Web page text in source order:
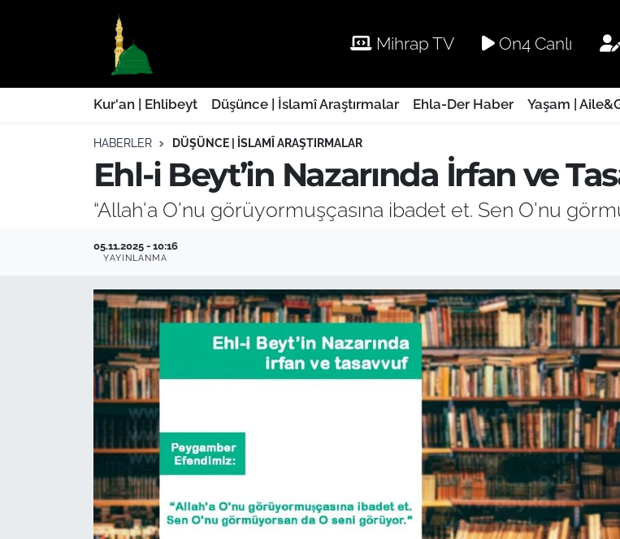
Mihrap TV On4 Canlı
Kur'an | Ehlibeyt Düşünce | İslamî Araştırmalar Ehla-Der Haber Yaşam |
HABERLER DÜŞÜNCE | İSLAMÎ ARAŞTIRMALAR
Ehl-i Beyt’in Nazarında İrfan ve
“Allah'a O'nu görüyormuşçasına ibadet et. Sen O'nu
05.11.2025 - 10:16
YAYINLANMA
Kur'an | Ehlibeyt
Düşünce | İslamî Araştırmalar
Ehla-Der Haber
Yaşam | Aile&GNÇ
Nöbetçi Eczaneler
Hava Durumu
Trafik Durumu
Süper Lig Puan Durumu ve Fikstür
Haber Arşivi